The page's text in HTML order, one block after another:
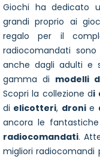
Giochi ha dedicato
grandi proprio ai
regalo per il
radiocomandati
anche dagli adulti e
gamma di modelli
Scopri la collezione di
di elicotteri, dronie
ancora le fantastiche
radiocomandati.
migliori radiocomandi